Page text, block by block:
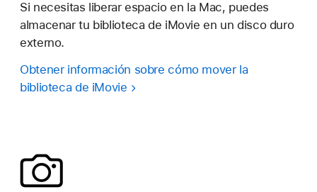
Si necesitas liberar espacio en la Mac, puedes
almacenar tu biblioteca de iMovie en un disco duro
externo.
Obtener información sobre cómo mover la
biblioteca de iMovie